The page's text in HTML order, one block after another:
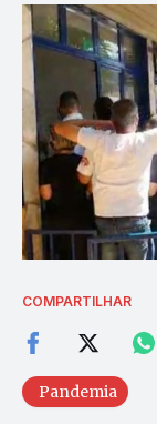
COMPARTILHAR
Pandemia